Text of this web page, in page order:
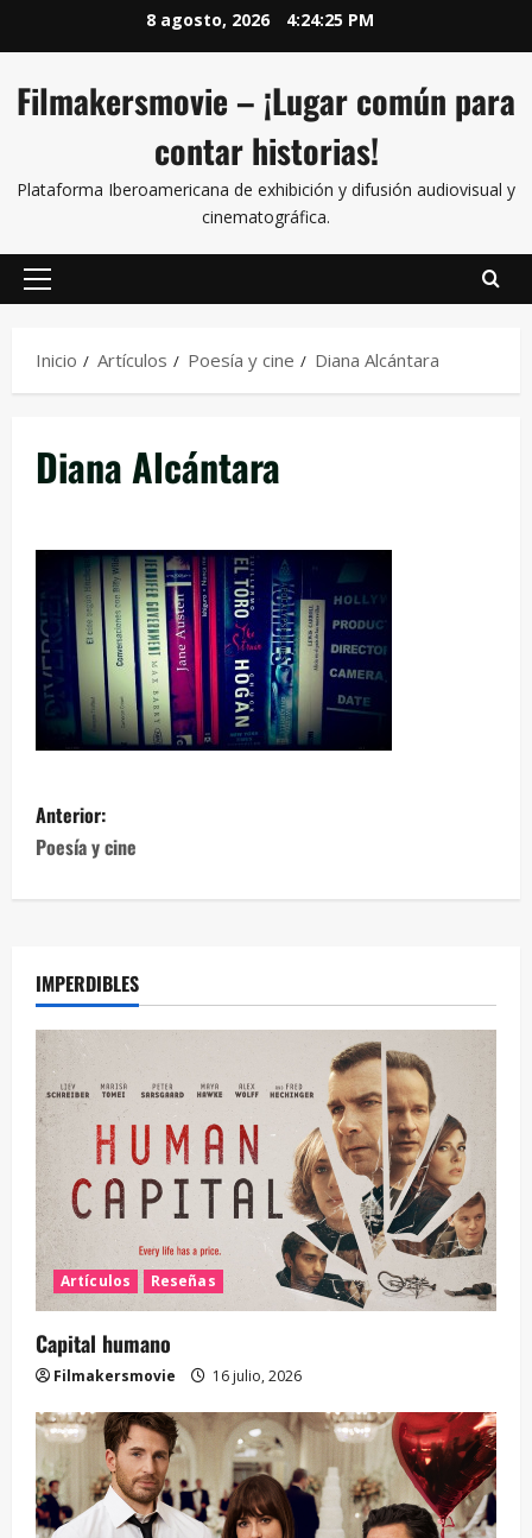
8 agosto, 2026 4:24:26 PM
Filmakersmovie – ¡Lugar común para
contar historias!
Plataforma Iberoamericana de exhibición y difusión audiovisual y
cinematográfica.
Inicio Artículos Poesía y cine Diana Alcántara
Diana Alcántara
Anterior:
Poesía y cine
IMPERDIBLES
Artículos Reseñas
Capital humano
Filmakersmovie 16 julio, 2026